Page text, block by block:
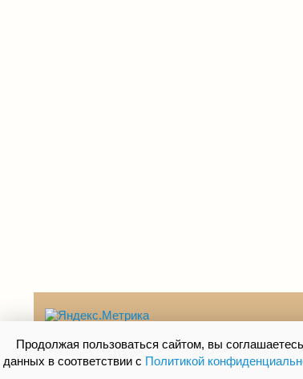
Продолжая пользоваться сайтом, вы
данных в соответствии с Политикой